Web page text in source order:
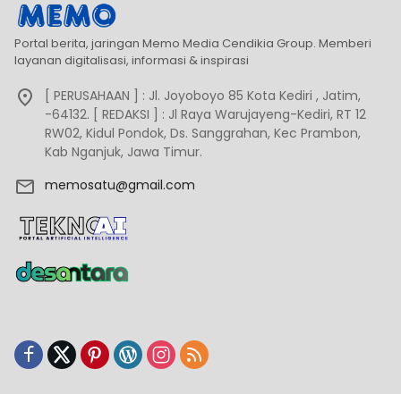
Portal berita, jaringan Memo Media Cendikia Group. Memberi
layanan digitalisasi, informasi & inspirasi
[ PERUSAHAAN ] : Jl. Joyoboyo 85 Kota Kediri , Jatim,
-64132. [ REDAKSI ] : Jl Raya Warujayeng-Kediri, RT 12
RW02, Kidul Pondok, Ds. Sanggrahan, Kec Prambon,
Kab Nganjuk, Jawa Timur.
memosatu@gmail.com